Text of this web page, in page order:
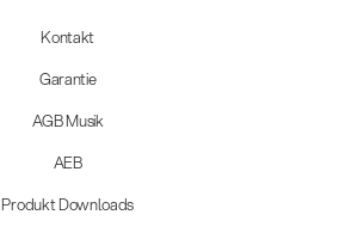
Kontakt
Garantie
AGB Musik
AEB
Produkt Downloads